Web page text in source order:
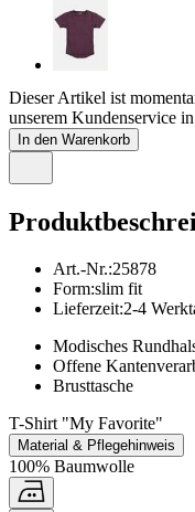
Dieser Artikel ist
unserem Kundenservice
In den Warenkorb
Art.-Nr.:25878
Form:slim fit
Lieferzeit:2-4
Modisches
Offene
Brusttasche
T-Shirt "My Favorite"
Material & Pflegehinweis
100% Baumwolle